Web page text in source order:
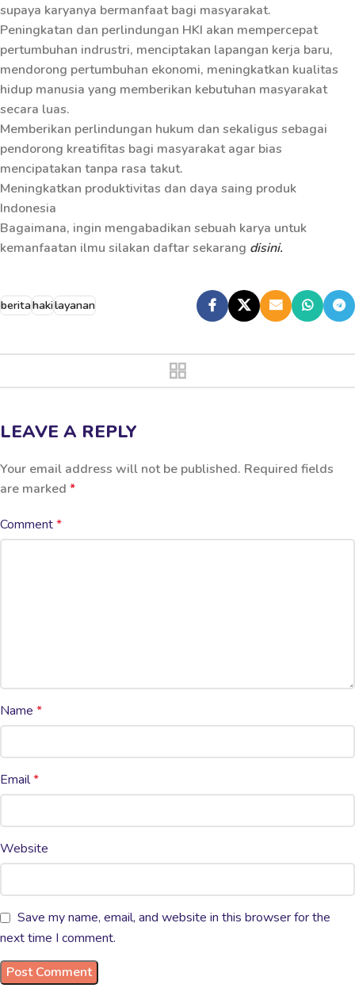
supaya karyanya bermanfaat bagi masyarakat.
Peningkatan dan perlindungan HKI akan mempercepat
pertumbuhan indrustri, menciptakan lapangan kerja baru,
mendorong pertumbuhan ekonomi, meningkatkan kualitas
hidup manusia yang memberikan kebutuhan masyarakat
secara luas.
Memberikan perlindungan hukum dan sekaligus sebagai
pendorong kreatifitas bagi masyarakat agar bias
mencipatakan tanpa rasa takut.
Meningkatkan produktivitas dan daya saing produk
Indonesia
Bagaimana, ingin mengabadikan sebuah karya untuk
kemanfaatan ilmu silakan daftar sekarang disini.
beritahakilayanan
LEAVE A REPLY
Your email address will not be published. Required fields
are marked *
Comment*
Name *
Email*
Website
Save my name, email, and website in this browser for the
next time I comment.